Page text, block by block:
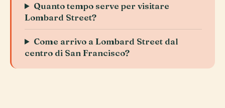
Quanto tempo serve per visitare
Lombard Street?
Come arrivo a Lombard Street dal
centro di San Francisco?